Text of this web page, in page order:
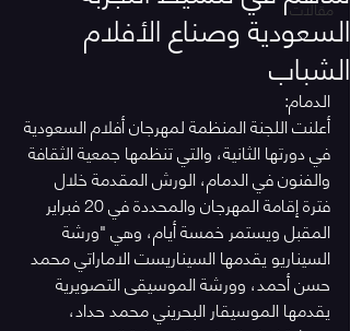
مقالات
السعودية وصناع الأفلام
الشباب
الدمام:
أعلنت اللجنة المنظمة لمهرجان أفلام السعودية
في دورتها الثانية، والتي تنظمها جمعية الثقافة
والفنون في الدمام، الورش المقدمة خلال
فترة إقامة المهرجان والمحددة في 20 فبراير
المقبل ويستمر خمسة أيام، وهي "ورشة
السيناريو يقدمها السيناريست الاماراتي محمد
حسن أحمد، وورشة الموسيقى التصويرية
يقدمها الموسيقار البحريني محمد حداد،